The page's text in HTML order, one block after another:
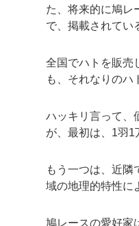
た、将来的に鳩レ
で、掲載されてい
全国でハトを販売
も、それなりのハ
ハッキリ言って、
が、最初は、1羽1
もう一つは、近
域の地理的特性に
鳩レースの愛好家